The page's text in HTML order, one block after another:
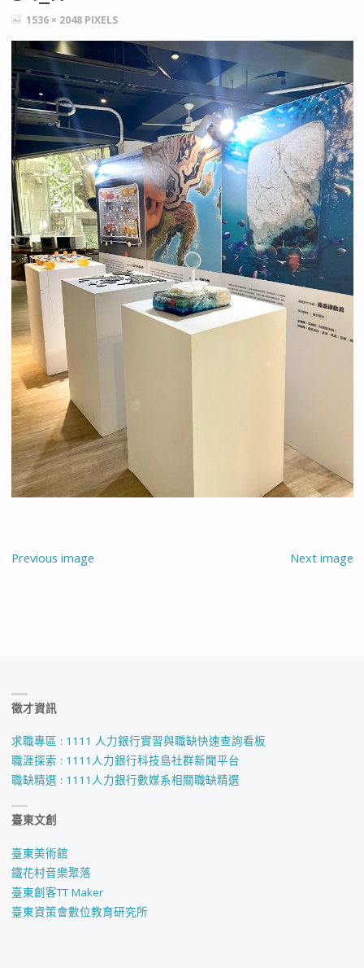
FULL1536 × 2048 PIXELS
Previous image Next image
徵才資訊
求職專區 : 1111 人力銀行實習與職缺快速查詢看板
職涯探索 : 1111人力銀行科技島社群新聞平台
職缺精選 : 1111人力銀行數媒系相關職缺精選
臺東文創
臺東美術館
鐵花村音樂聚落
臺東創客TT Maker
臺東資策會數位教育研究所